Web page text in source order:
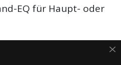
EQ für Haupt- oder